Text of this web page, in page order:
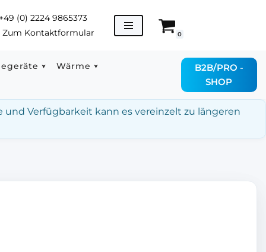
(0) 2224 9865373
Zum Kontaktformular 0
Wärme
B2B/PRO -
SHOP
Verfügbarkeit kann es vereinzelt zu längeren